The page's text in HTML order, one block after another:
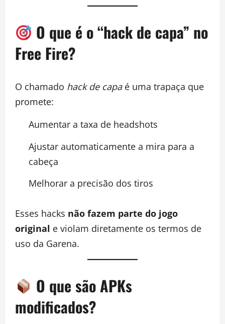
O que é o “hack de capa” no
Free Fire?
O chamado hack de capaé uma trapaça que
promete:
Aumentar a taxa de headshots
Ajustar automaticamente a mira para a
cabeça
Melhorar a precisão dos tiros
Esses hacks não fazem parte do jogo
original e violam diretamente os termos de
uso da Garena.
O que são APKs
modificados?